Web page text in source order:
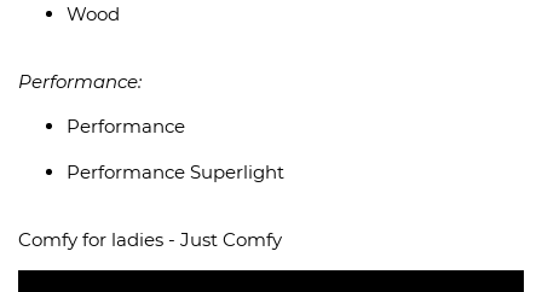
Wood
Performance:
Performance
Performance Superlight
Comfy for ladies - Just Comfy